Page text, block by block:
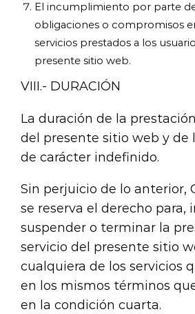
El incumplimiento por parte
obligaciones o compromisos
servicios prestados a los
presente sitio web.
VIII.- DURACIÓN
La duración de la
del presente sitio web y de
de carácter indefinido.
Sin perjuicio de lo anterior,
se reserva el derecho para,
suspender o terminar la
servicio del presente sitio
cualquiera de los servicios
en los mismos términos
en la condición cuarta.